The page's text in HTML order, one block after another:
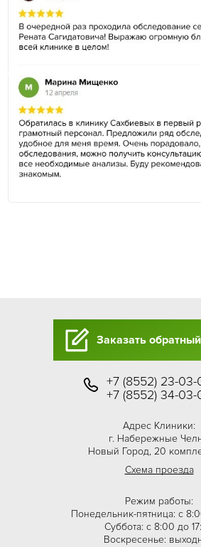
Заказать
+7 (8552) 23-03-
+7 (8552) 34-03-
Адрес Клиники:
г. Набережные
Новый Город, 20
Схема проезда
Режим работы:
Понедельник-пятница: с
Суббота: с 8:00 до
Воскресенье: